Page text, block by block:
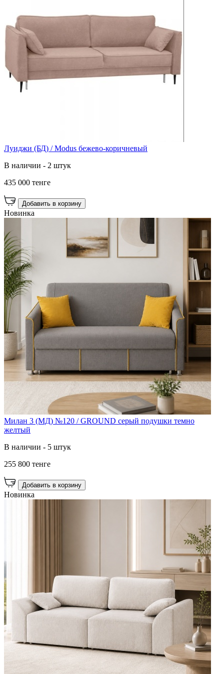
Луиджи (БД) / Modus бежево-коричневый
В наличии - 2 штук
435 000 тенге
Добавить в корзину
Новинка
Милан 3 (МД) №120 / GROUND серый подушки темно
желтый
В наличии - 5 штук
255 800 тенге
Добавить в корзину
Новинка